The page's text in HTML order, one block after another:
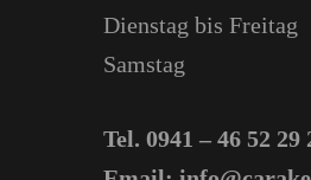
Dienstag bis Freitag
Samstag
Tel. 0941 – 46 52 29